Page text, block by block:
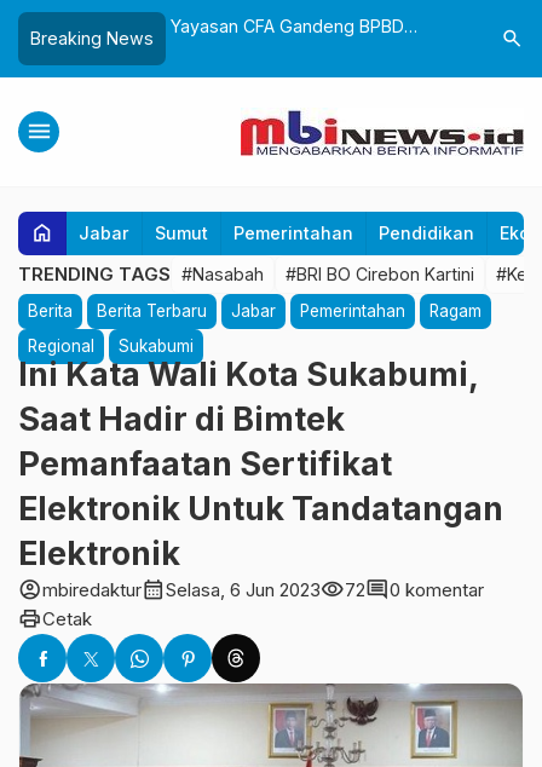
Breaking News
dan
Digital
Yayasan CFA Gandeng BPBD
untuk Anak Usia Dini Lewat Boneka
Tak
PAD
search
menu
home Jabar Sumut Pemerintahan Pendidikan
TRENDING TAGS #Nasabah #BRI BO Cirebon Kartini
Berita Berita Terbaru Jabar Pemerintahan
Ragam
Regional
Sukabumi
Ini Kata Wali Kota Sukabumi,
Saat Hadir di Bimtek
Pemanfaatan Sertifikat
Elektronik Untuk Tandatangan
Elektronik
account_circlembiredakturcalendar_monthSelasa, 6 Jun 2023visibility72comment0 komentar
printCetak